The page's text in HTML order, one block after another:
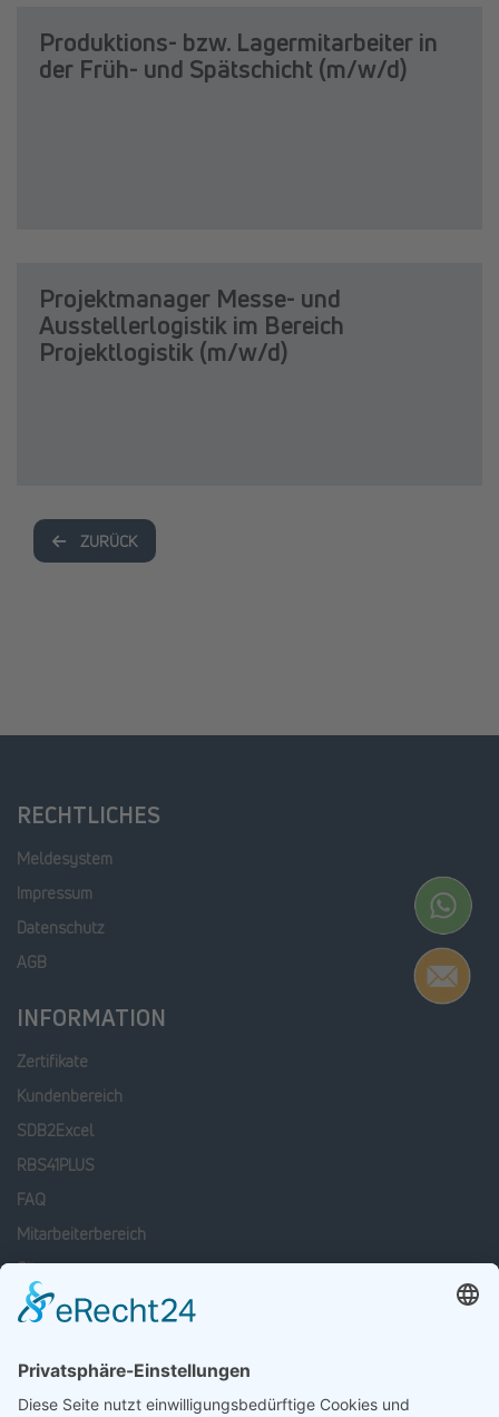
Produktions- bzw. Lagermitarbeiter in
der Früh- und Spätschicht (m/w/d)
Projektmanager Messe- und
Ausstellerlogistik im Bereich
Projektlogistik (m/w/d)
ZURÜCK
RECHTLICHES
Meldesystem
Impressum
Datenschutz
AGB
INFORMATION
Zertifikate
Kundenbereich
SDB2Excel
RBS41PLUS
FAQ
Mitarbeiterbereich
Sitemap
SOCIAL MEDIA